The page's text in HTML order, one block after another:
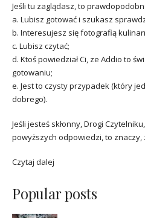
Jeśli tu zaglądasz, to
a. Lubisz gotować i szukasz
b. Interesujesz się fotografią
c. Lubisz czytać;
d. Ktoś powiedział Ci, ze Addio to
gotowaniu;
e. Jest to czysty przypadek (który
dobrego).
Jeśli jesteś skłonny, Drogi
powyższych odpowiedzi, to znaczy,
Czytaj dalej
Popular posts